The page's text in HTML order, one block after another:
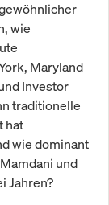
wie
Maryland
Investor
traditionelle
hat
wie dominant
und
Jahren?